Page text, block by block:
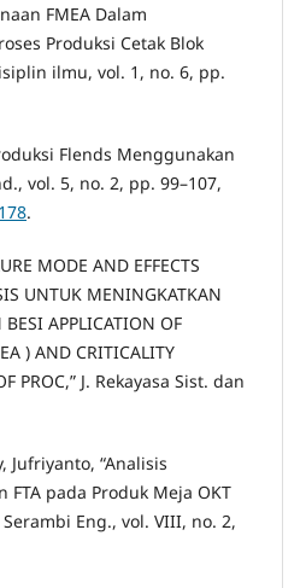
FMEA Dalam
Produksi Cetak Blok
ilmu, vol. 1, no. 6, pp.
Flends Menggunakan
vol. 5, no. 2, pp. 99–107,
.
MODE AND EFFECTS
UNTUK MENINGKATKAN
APPLICATION OF
) AND CRITICALITY
PROC,” J. Rekayasa Sist. dan
Jufriyanto, “Analisis
FTA pada Produk Meja OKT
Eng., vol. VIII, no. 2,